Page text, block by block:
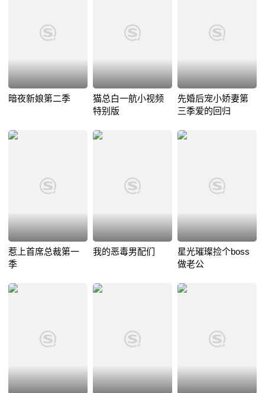
暗夜新娘第二季
猫总白一航小视频
特别版
先婚后宠小娇妻第
三季爱的回归
惹上首席总裁第一
季
我的恶毒男配们
星光璀璨捡个boss
做老公